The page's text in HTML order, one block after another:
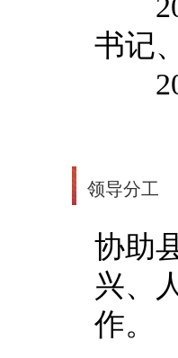
书记
领导分工
协助
兴、
作。